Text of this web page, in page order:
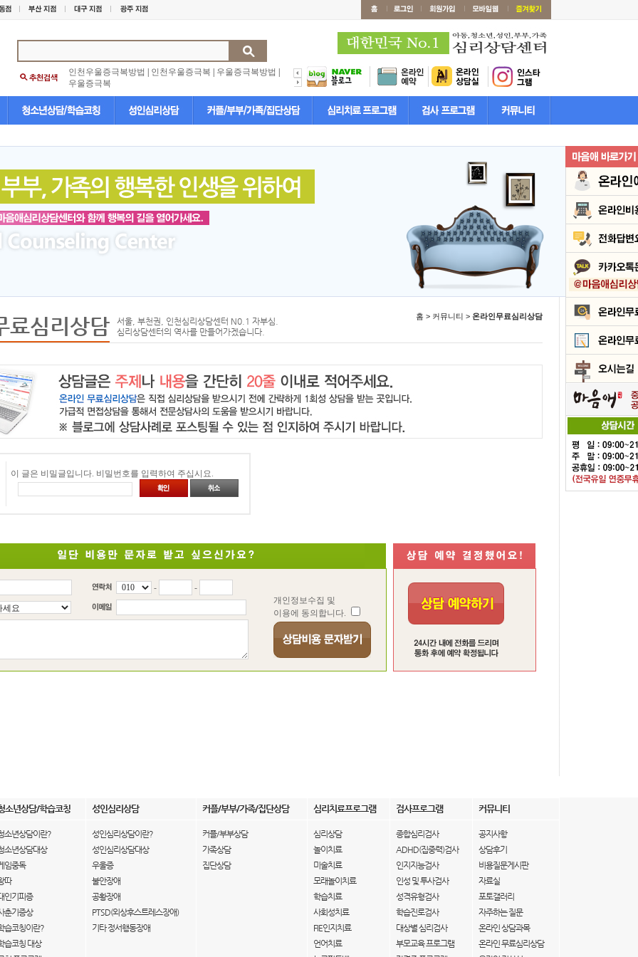
인천우울증극복방법 인천우울증극복 우울증극복방법
우울증극복
료심리상담
서울, 부천권, 인천심리상담센터 N0.1 자부심.
심리상담센터의 역사를 만들어가겠습니다.
홈 > 커뮤니티 > 온라인무료심리상담
이 글은 비밀글입니다. 비밀번호를 입력하여 주십시요.
-
-
개인정보수집 및
이용에 동의합니다.
소년상담/학습코칭 성인심리상담 커플/부부/가족/집단상담 심리치료프로그램 검사프로그램 커뮤니티
소년상담이란?
소년상담대상
임중독
따
인기피증
춘기증상
습코칭이란?
습코칭 대상
성인심리상담이란?
성인심리상담대상
우울증
불안장애
공황장애
PTSD(외상후스트레스장애)
기타 정서행동장애
커플/부부상담
가족상담
집단상담
심리상담
놀이치료
미술치료
모래놀이치료
학습치료
사회성치료
FIE인지치료
언어치료
종합심리검사
ADHD(집중력)검사
인지지능검사
인성 및 투사검사
성격유형검사
학습진로검사
대상별 심리검사
부모교육 프로그램
공지사항
상담후기
비용질문게시판
자료실
포토갤러리
자주하는 질문
온라인 상담과목
온라인 무료심리상담